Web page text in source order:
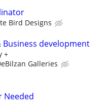
Bird Designs
development
+
Galleries
Needed